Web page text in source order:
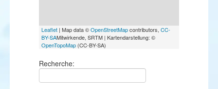
Leaflet | Map data ©OpenStreetMapcontributors, CC-
BY-SAMitwirkende, SRTM | Kartendarstellung: ©
OpenTopoMap (CC-BY-SA)
Recherche: